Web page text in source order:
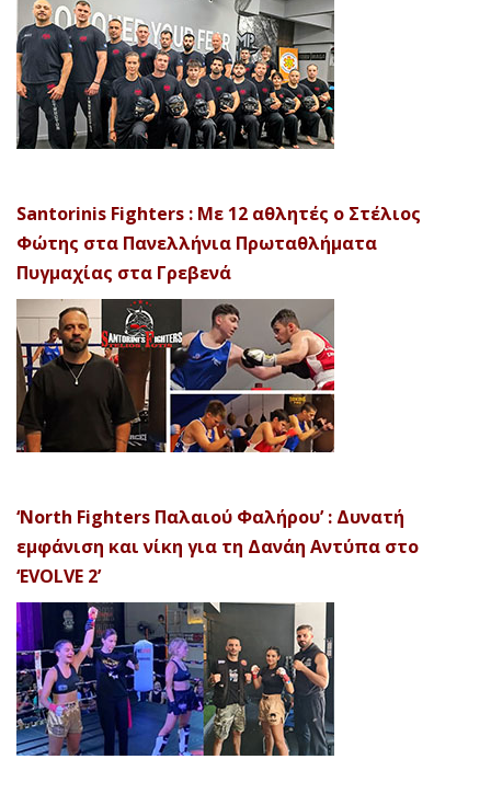
Santorinis Fighters : Με 12 αθλητές ο Στέλιος
Φώτης στα Πανελλήνια Πρωταθλήματα
Πυγμαχίας στα Γρεβενά
‘North Fighters Παλαιού Φαλήρου’ : Δυνατή
εμφάνιση και νίκη για τη Δανάη Αντύπα στο
‘EVOLVE 2’